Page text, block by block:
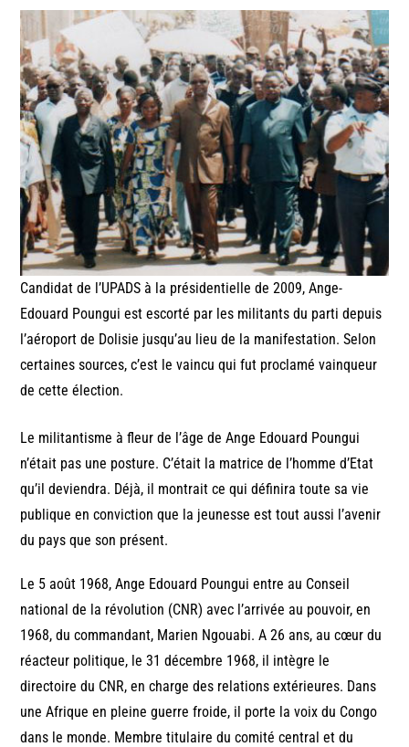
Candidat de l’UPADS à la présidentielle de 2009, Ange-
Edouard Poungui est escorté par les militants du parti depuis
l’aéroport de Dolisie jusqu’au lieu de la manifestation. Selon
certaines sources, c’est le vaincu qui fut proclamé vainqueur
de cette élection.
Le militantisme à fleur de l’âge de Ange Edouard Poungui
n’était pas une posture. C’était la matrice de l’homme d’Etat
qu’il deviendra. Déjà, il montrait ce qui définira toute sa vie
publique en conviction que la jeunesse est tout aussi l’avenir
du pays que son présent.
Le 5 août 1968, Ange Edouard Poungui entre au Conseil
national de la révolution (CNR) avec l’arrivée au pouvoir, en
1968, du commandant, Marien Ngouabi. A 26 ans, au cœur du
réacteur politique, le 31 décembre 1968, il intègre le
directoire du CNR, en charge des relations extérieures. Dans
une Afrique en pleine guerre froide, il porte la voix du Congo
dans le monde. Membre titulaire du comité central et du